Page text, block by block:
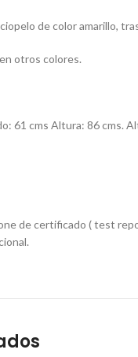
de color amarillo,
otros colores.
61 cms Altura: 86 cms.
de certificado ( test